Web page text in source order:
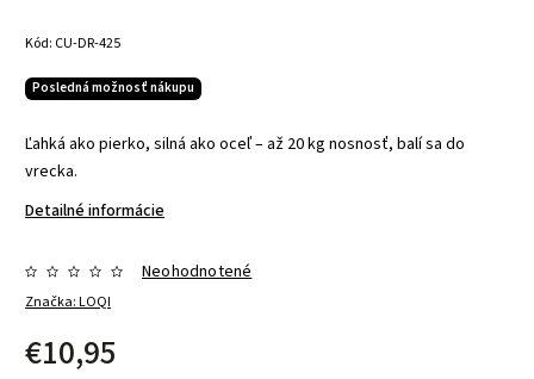
Kód: CU-DR-425
Posledná možnosť nákupu
Ľahká ako pierko, silná ako oceľ – až 20 kg nosnosť, balí sa do
vrecka.
Detailné informácie
Značka:LOQI
Neohodnotené
€10,95